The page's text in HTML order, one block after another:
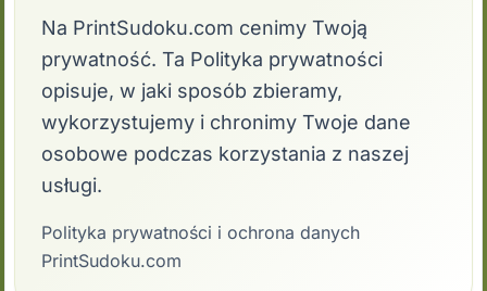
Na PrintSudoku.com cenimy Twoją
prywatność. Ta Polityka prywatności
opisuje, w jaki sposób zbieramy,
wykorzystujemy i chronimy Twoje dane
osobowe podczas korzystania z naszej
usługi.
Polityka prywatności i ochrona danych
PrintSudoku.com